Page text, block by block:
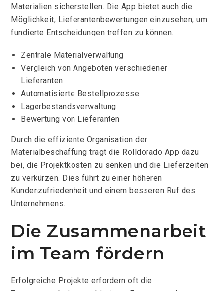
Materialien sicherstellen. Die App bietet auch die
Möglichkeit, Lieferantenbewertungen einzusehen, um
fundierte Entscheidungen treffen zu können.
Zentrale Materialverwaltung
Vergleich von Angeboten verschiedener
Lieferanten
Automatisierte Bestellprozesse
Lagerbestandsverwaltung
Bewertung von Lieferanten
Durch die effiziente Organisation der
Materialbeschaffung trägt die Rolldorado App dazu
bei, die Projektkosten zu senken und die Lieferzeiten
zu verkürzen. Dies führt zu einer höheren
Kundenzufriedenheit und einem besseren Ruf des
Unternehmens.
Die Zusammenarbeit
im Team fördern
Erfolgreiche Projekte erfordern oft die